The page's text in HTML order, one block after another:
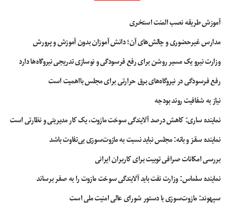
آموزش طریقه نصب المنت استخری
مدارس غیرحضوری و چالش‌های آن؛ دانش آموزان بدون آموزش و پرورش
وزارت نیرو یک مسیر روشن برای رفع فرسودگی و نوسازی تدریجی نیروگاه‌ها دارد
رفع فرسودگی در نیروگاه‌های برق حرارتی برای مجلس بااهمیت است
نیاز به شفافیت روند بودجه
نماینده ساری: کاهش درصد آلایندگی سوخت مازوت، یک کار مدیریتی و نظارتی است
نماینده سقز و بانه: مجلس نباید نسبت به مازوت‌سوزی بی‌تفاوت باشد
بررسی امکانات صرافی توبیت برای کاربران ایرانی
نماینده سلماس: وزارت نفت باید آلایندگی سوخت مازوت را به صفر برساند
سپهوند:‌ مازوت‌سوزی با دستور شورای عالی امنیت ملی است